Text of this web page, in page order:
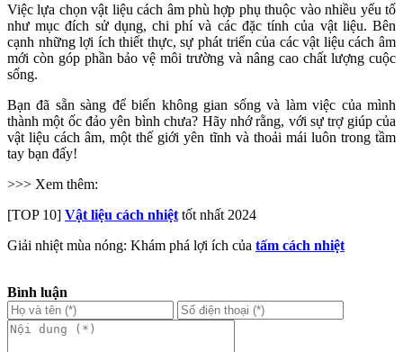
Việc lựa chọn vật liệu cách âm phù hợp phụ thuộc vào nhiều yếu tố
như mục đích sử dụng, chi phí và các đặc tính của vật liệu. Bên
cạnh những lợi ích thiết thực, sự phát triển của các vật liệu cách âm
mới còn góp phần bảo vệ môi trường và nâng cao chất lượng cuộc
sống.
Bạn đã sẵn sàng để biến không gian sống và làm việc của mình
thành một ốc đảo yên bình chưa? Hãy nhớ rằng, với sự trợ giúp của
vật liệu cách âm, một thế giới yên tĩnh và thoải mái luôn trong tầm
tay bạn đấy!
>>> Xem thêm:
[TOP 10] Vật liệu cách nhiệt tốt nhất 2024
Giải nhiệt mùa nóng: Khám phá lợi ích của tấm cách nhiệt
Bình luận